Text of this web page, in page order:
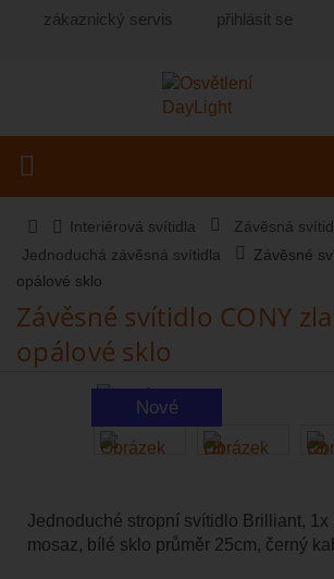
zákaznický servis přihlásit se
Toggle navigation
Interiérová svítidla
Závěsná
Jednoduchá závěsná svítidla
Závěsné
opálové sklo
Závěsné svítidlo CONY
opálové sklo
Nové
Jednoduché stropní svítidlo Brilliant, 1x
mosaz, bílé sklo průměr 25cm, černý